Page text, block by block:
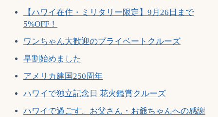
【ハワイ在住・ミリタリー限定】9月26日まで
5%OFF！
ワンちゃん大歓迎のプライベートクルーズ
早割始めました
アメリカ建国250周年
ハワイで独立記念日 花火鑑賞クルーズ
ハワイで過ごす、お父さん・お爺ちゃんへの感謝